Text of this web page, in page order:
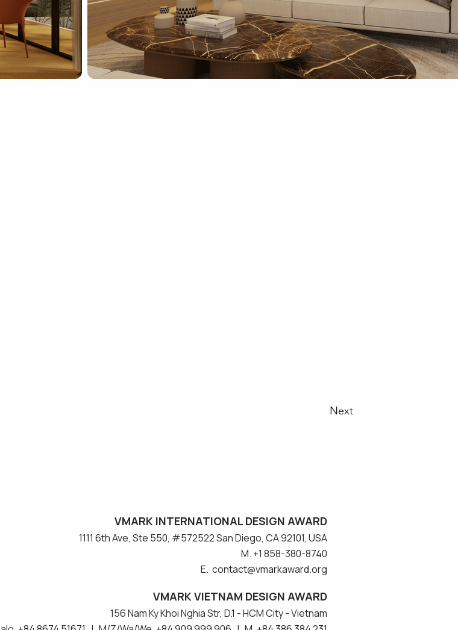
Next
VMARK INTERNATIONAL DESIGN AWARD
​1111 6th Ave, Ste 550, #572522 San Diego, CA 92101, USA
M. +1 858-380-8740
E. contact@vmarkaward.org
VMARK VIETNAM DESIGN AWARD
156 Nam Ky Khoi Nghia Str, D.1 - HCM City - Vietnam​